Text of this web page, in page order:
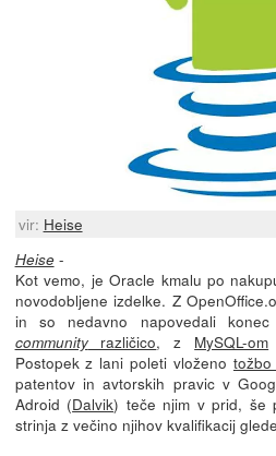
vir: Heise
Heise-
Kot vemo, je Oracle kmalu po
novodobljene izdelke. Z
in so nedavno napovedali
communityrazličico, z MySQL-om
Postopek z lani poleti vloženo
patentov in avtorskih pravic v
Adroid (Dalvik) teče njim v prid, še
strinja z večino njihov kvalifikacij